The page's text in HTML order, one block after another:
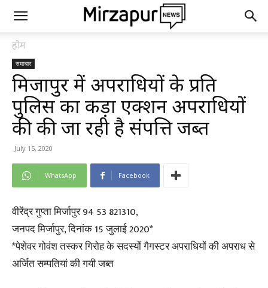
होम
समाचार
मिर्जापुर में अपराधियों के प्रति
पुलिस का कड़ा एक्शन अपराधियों
की की जा रही है संपत्ति जब्त
July 15, 2020
WhatsApp Facebook
वीरेंद्र गुप्ता मिर्जापुर 94 53 821310,
जनपद मिर्जापुर, दिनांक 15 जुलाई 2020*
*पेशेवर गोवंश तस्कर गिरोह के सदस्यों गैगस्टर अपराधियों की अपराध से
अर्जित सम्पतियां की गयी जब्त